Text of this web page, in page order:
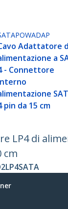
Adattatore
a
- Connettore
pin da 15 cm
LP4 di
cm